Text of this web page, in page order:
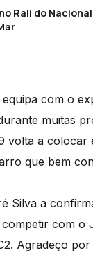
Rali do
com o
muitas
volta a colocar
que bem
Silva a
com o
Agradeço por